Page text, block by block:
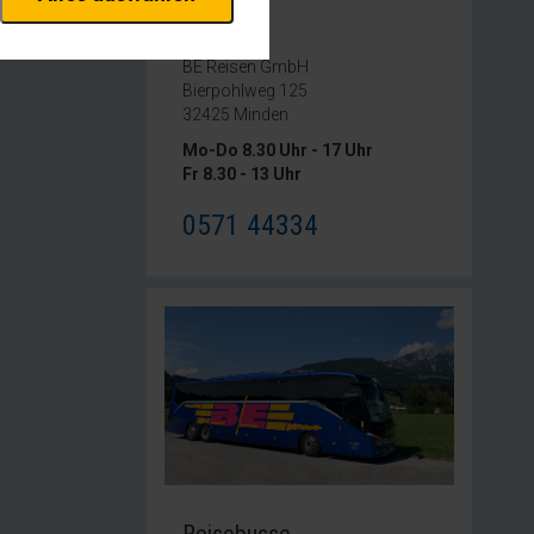
Kontakt
BE Reisen GmbH
Bierpohlweg 125
32425 Minden
Mo-Do 8.30 Uhr - 17 Uhr
Fr 8.30 - 13 Uhr
0571 44334
eingeloggt bleiben
und Analysen. Mithilfe
Medien akzeptiert